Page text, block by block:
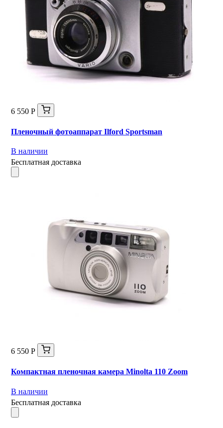
6 550 Р
Пленочный фотоаппарат Ilford Sportsman
В наличии
Бесплатная доставка
6 550 Р
Компактная пленочная камера Minolta 110 Zoom
В наличии
Бесплатная доставка